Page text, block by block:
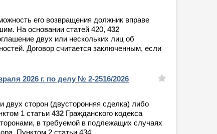
его возвращения должник вправе
На основании статей 420, 432
двух или нескольких лиц об
Договор считается заключенным, если
2026 г. по делу № 2-2516/2026
двух сторон (двусторонняя сделка) либо
1 статьи 432 Гражданского кодекса
в требуемой в подлежащих случаях
Пунктом 2 статьи 434 ...